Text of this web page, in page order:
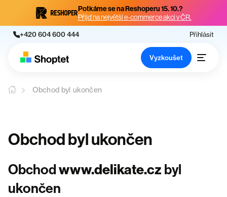
Potkáme se na Reshoperu 15. 10.?
Přijď na největší e-commerce akci v ČR.
+420 604 600 444 Přihlásit
Vyzkoušet
Obchod byl ukončen
Obchod byl ukončen
Obchodwww.delikate.cz byl
ukončen